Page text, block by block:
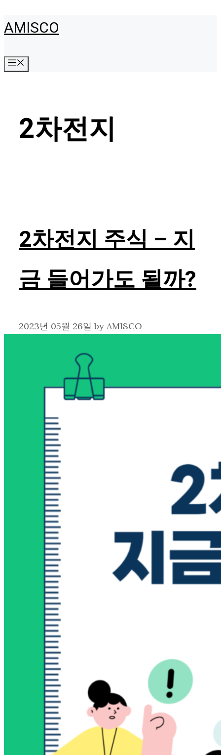
Skip
to
content
AMISCO
2차전지
2차전지 주식 – 지
금 들어가도 될까?
2023년 05월 26일 by AMISCO